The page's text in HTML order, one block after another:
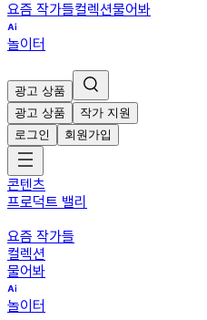
요즘 작가들컬렉션물어봐
놀이터
광고 상품
광고 상품
작가 지원
로그인
회원가입
콘텐츠
프로덕트 밸리
요즘 작가들
컬렉션
물어봐
놀이터